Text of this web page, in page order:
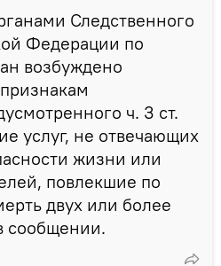
Следственного
Федерации по
возбуждено
ч. 3 ст.
услуг, не отвечающих
жизни или
повлекшие по
двух или более
сообщении.